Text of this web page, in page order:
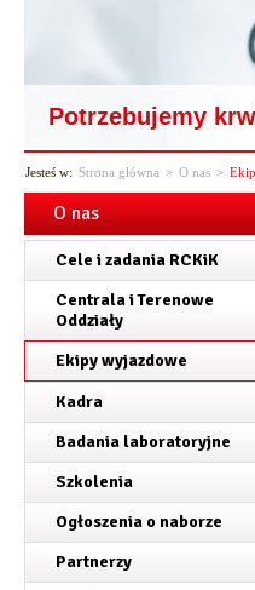
Potrzebujemy
Jesteś w: Strona główna > O nas >
O nas
Cele i zadania RCKiK
Centrala i Terenowe
Oddziały
Ekipy wyjazdowe
Kadra
Badania laboratoryjne
Szkolenia
Ogłoszenia o naborze
Partnerzy